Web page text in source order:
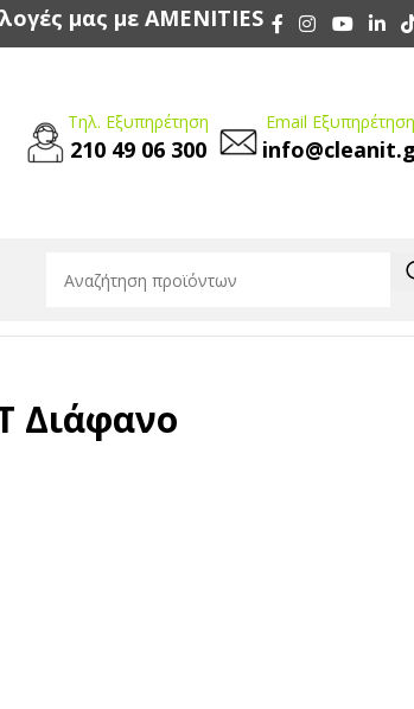
μας με AMENITIES
Τηλ. Εξυπηρέτηση
210 49 06 300
Email
Διάφανο